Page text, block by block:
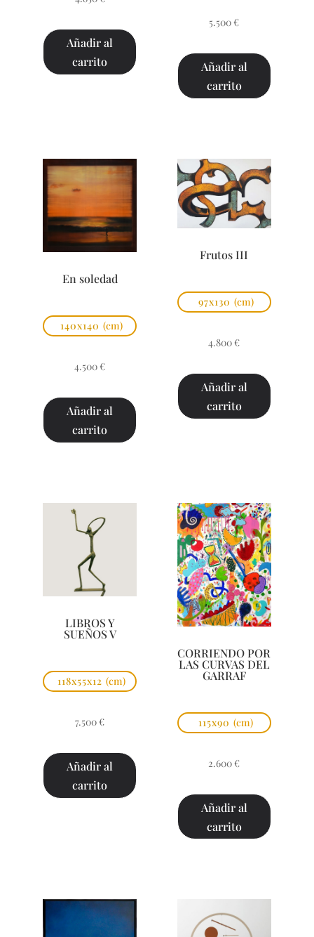
Añadir al
carrito
5.500 €
Añadir al
carrito
En soledad
140x140 (cm)
4.500 €
Añadir al
carrito
Frutos III
97x130 (cm)
4.800 €
Añadir al
carrito
LIBROS Y
SUEÑOS V
118x55x12 (cm)
7.500 €
Añadir al
carrito
CORRIENDO POR
LAS CURVAS DEL
GARRAF
115x90 (cm)
2.600 €
Añadir al
carrito